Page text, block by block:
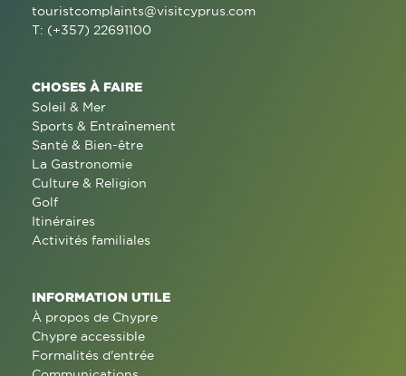
touristcomplaints@visitcyprus.com
T: (+357) 22691100
CHOSES À FAIRE
Soleil & Mer
Sports & Entraînement
Santé & Bien-être
La Gastronomie
Culture & Religion
Golf
Itinéraires
Activités familiales
INFORMATION UTILE
À propos de Chypre
Chypre accessible
Formalités d'entrée